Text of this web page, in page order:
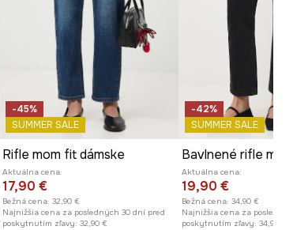
-45%
SUMMER SALE
Rifle mom fit dámske
Aktuálna cena:
17,90 €
Bežná cena: 32,90 €
Najnižšia cena za posledných 30 dní pred
poskytnutím zľavy: 32,90 €
-42%
SUMMER SALE
Aktuálna cena:
19,90 €
Bežná cena: 34,90 €
Najnižšia cena za posledných
poskytnutím zľavy: 34,90 €